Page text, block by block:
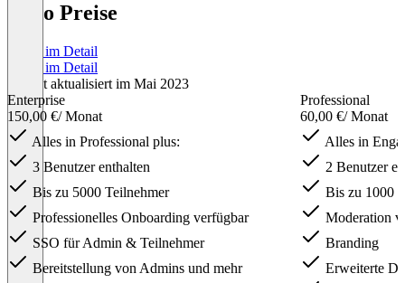
Slido Preise
Preise im Detail
Preise im Detail
Zuletzt aktualisiert im Mai 2023
Enterprise
150,00 €/ Monat
Alles in Professional plus:
3 Benutzer enthalten
Bis zu 5000 Teilnehmer
Professionelles Onboarding verfügbar
SSO für Admin & Teilnehmer
Bereitstellung von Admins und mehr
Professional
60,00 €/ Monat
Alles in
2 Benutzer
Bis zu 1000
Moderation
Branding
Erweiterte